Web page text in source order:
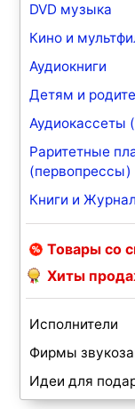
DVD музыка
Кино и
Аудиокниги
Детям и
Аудиокассеты
Раритетные
(первопрессы)
Книги и
Товары со
Хиты
Исполнители
Фирмы
Идеи для